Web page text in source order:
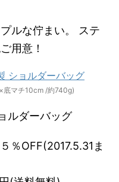
ルな佇まい。 ステ
用意！
マチ10cm /約740g)
ルダーバッグ
％OFF(2017.5.31ま